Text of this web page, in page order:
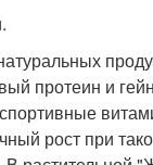
протеин и
рост при